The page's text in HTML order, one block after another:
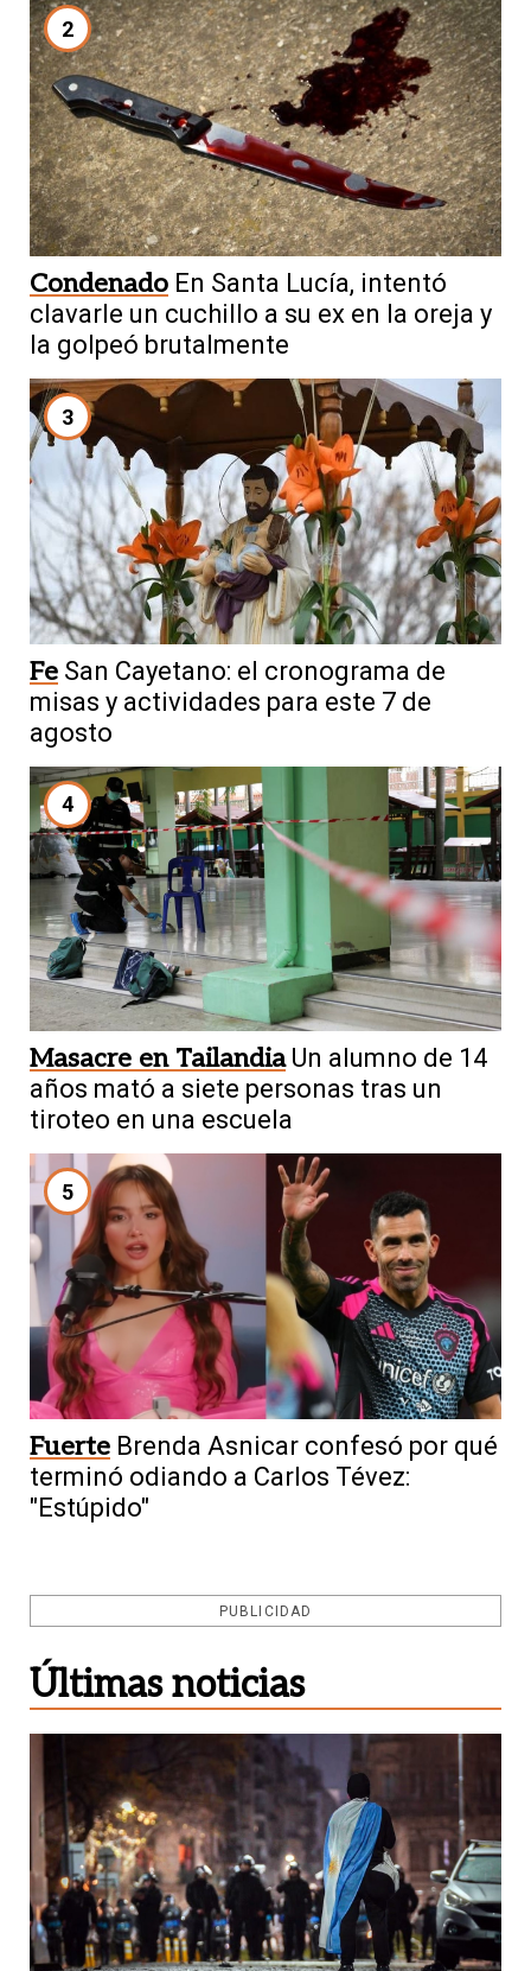
2
Condenado En Santa Lucía, intentó
clavarle un cuchillo a su ex en la oreja y
la golpeó brutalmente
3
Fe San Cayetano: el cronograma de
misas y actividades para este 7 de
agosto
4
Masacre en Tailandia Un alumno de 14
años mató a siete personas tras un
tiroteo en una escuela
5
Fuerte Brenda Asnicar confesó por qué
terminó odiando a Carlos Tévez:
"Estúpido"
PUBLICIDAD
Últimas noticias